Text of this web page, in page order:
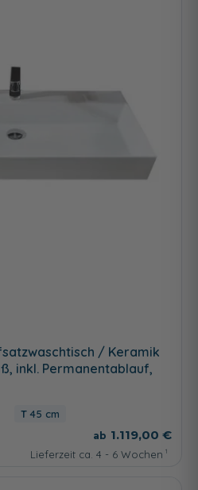
/ Keramik
inkl. Permanentablauf,
45 cm
1.119,00 €
Lieferzeit ca. 4 - 6 Wochen